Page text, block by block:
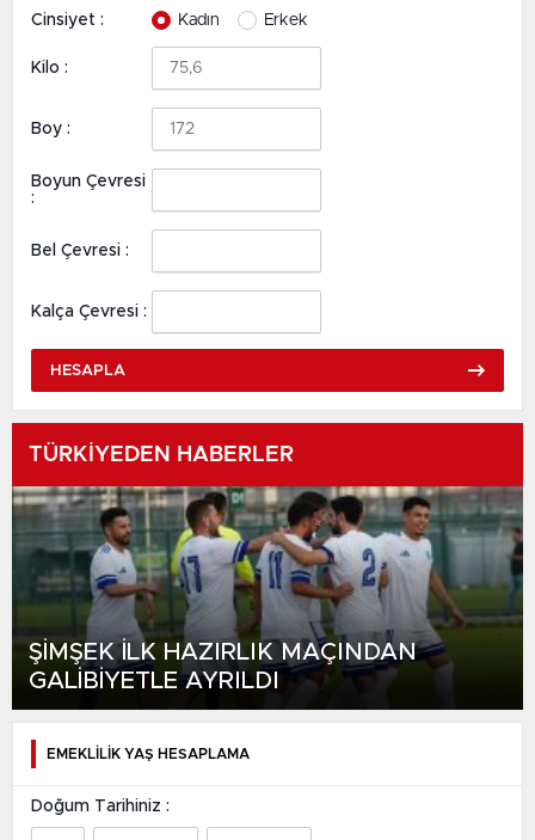
Cinsiyet : Kadın Erkek
Kilo :
Boy :
Boyun Çevresi
:
Bel Çevresi :
Kalça Çevresi :
HESAPLA
TÜRKİYEDEN HABERLER
ŞİMŞEK İLK HAZIRLIK MAÇINDAN
GALİBİYETLE AYRILDI
EMEKLİLİK YAŞ HESAPLAMA
Doğum Tarihiniz :